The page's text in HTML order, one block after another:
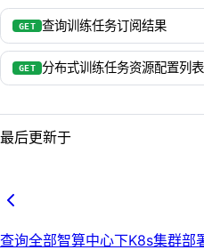
GET 查询训练任务订阅结果
GET 分布式训练任务资源配置列表
最后更新于
查询全部智算中心下K8s集群部